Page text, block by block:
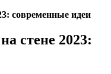
современные идеи
стене 2023: